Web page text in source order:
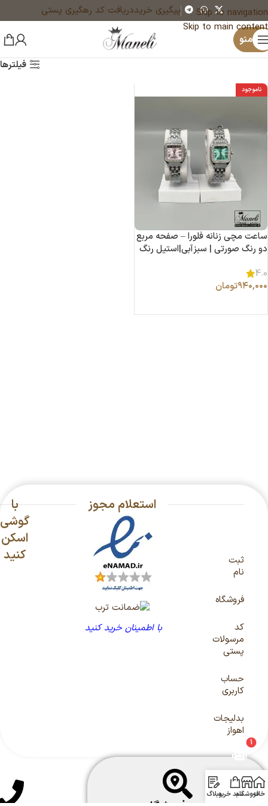
Skip to navigation
Skip to main content
پیگیری خریددریافت کد رهگیری پستی
منو
فیلترها
ناموجود
ساعت مچی زنانه فلورا – صفحه مربع
دو رنگ صورتی | سبزآبی|استیل رنگ
4.0
۹۴۰,۰۰۰تومان
ثبت
نام
فروشگاه
کد
مرسولات
پستی
حساب
کاربری
بدلیجات
اهواز
استعلام مجوز
با اطمینان خرید کنید
با
گوشی
اسکن
کنید
خانهفروشگاهسبد خریدوبلاگ
1